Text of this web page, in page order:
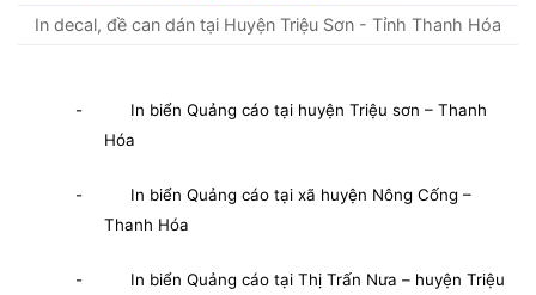
In decal, đề can dán tại Huyện Triệu Sơn - Tỉnh Thanh Hóa
- In biển Quảng cáo tại huyện Triệu sơn – Thanh
Hóa
- In biển Quảng cáo tại xã huyện Nông Cống –
Thanh Hóa
- In biển Quảng cáo tại Thị Trấn Nưa – huyện Triệu